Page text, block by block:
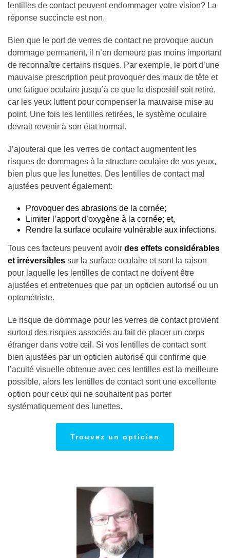
lentilles de contact peuvent endommager votre vision? La
réponse succincte est non.
Bien que le port de verres de contact ne provoque aucun
dommage permanent, il n’en demeure pas moins important
de reconnaître certains risques. Par exemple, le port d’une
mauvaise prescription peut provoquer des maux de tête et
une fatigue oculaire jusqu’à ce que le dispositif soit retiré,
car les yeux luttent pour compenser la mauvaise mise au
point. Une fois les lentilles retirées, le système oculaire
devrait revenir à son état normal.
J’ajouterai que les verres de contact augmentent les
risques de dommages à la structure oculaire de vos yeux,
bien plus que les lunettes. Des lentilles de contact mal
ajustées peuvent également:
Provoquer des abrasions de la cornée;
Limiter l’apport d’oxygène à la cornée; et,
Rendre la surface oculaire vulnérable aux infections.
Tous ces facteurs peuvent avoir des effets considérables
et irréversibles sur la surface oculaire et sont la raison
pour laquelle les lentilles de contact ne doivent être
ajustées et entretenues que par un opticien autorisé ou un
optométriste.
Le risque de dommage pour les verres de contact provient
surtout des risques associés au fait de placer un corps
étranger dans votre œil. Si vos lentilles de contact sont
bien ajustées par un opticien autorisé qui confirme que
l’acuité visuelle obtenue avec ces lentilles est la meilleure
possible, alors les lentilles de contact sont une excellente
option pour ceux qui ne souhaitent pas porter
systématiquement des lunettes.
Trouvez un opticien